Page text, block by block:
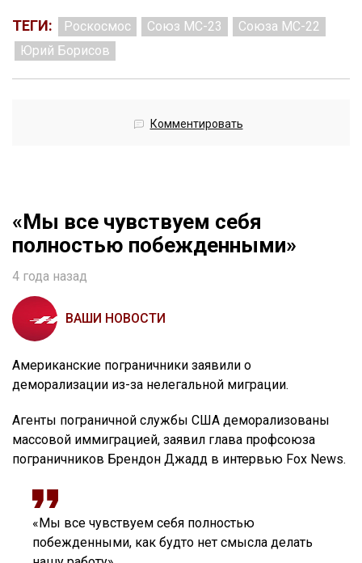
ТЕГИ: Роскосмос Союз МС-23
Союза МС-22
Юрий Борисов
Комментировать
«Мы все чувствуем себя
полностью побежденными»
4 года назад
ВАШИ НОВОСТИ
Американские пограничники заявили о
деморализации из-за нелегальной миграции.
Агенты пограничной службы США деморализованы
массовой иммиграцией, заявил глава профсоюза
пограничников Брендон Джадд в интервью Fox News.
«Мы все чувствуем себя полностью
побежденными, как будто нет смысла делать